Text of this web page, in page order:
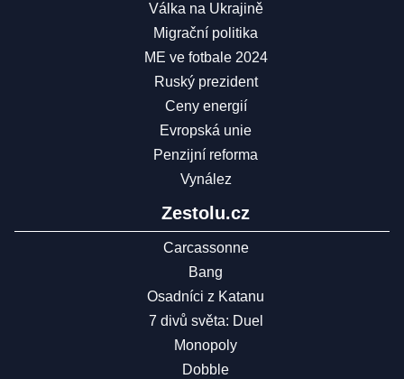
Válka na Ukrajině
Migrační politika
ME ve fotbale 2024
Ruský prezident
Ceny energií
Evropská unie
Penzijní reforma
Vynález
Zestolu.cz
Carcassonne
Bang
Osadníci z Katanu
7 divů světa: Duel
Monopoly
Dobble